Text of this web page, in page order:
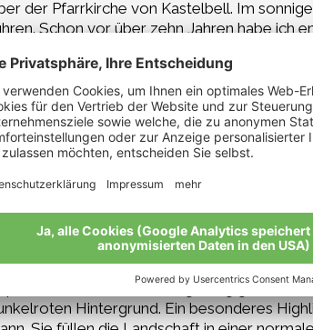
der Pfarrkirche von Kastelbell. Im
Schon vor über zehn Jahren habe ich
für diese Art des naturnahen
schon immer sehr pflichtbewusst in allem
am Hof mit, gehen aber noch eigene
neuartigen Überlegungen des
ein sehr gefürchteter Antagonist von
bleiben kleiner und bei roten Sorten
uns die Nützlinge aufzubauen:
frisst.
Gras, das wir zwischen den
Apfelsorten Golden Delicious, Red
Sie soll in der Lagerung genauso
Hintergrund. Ein besonderes